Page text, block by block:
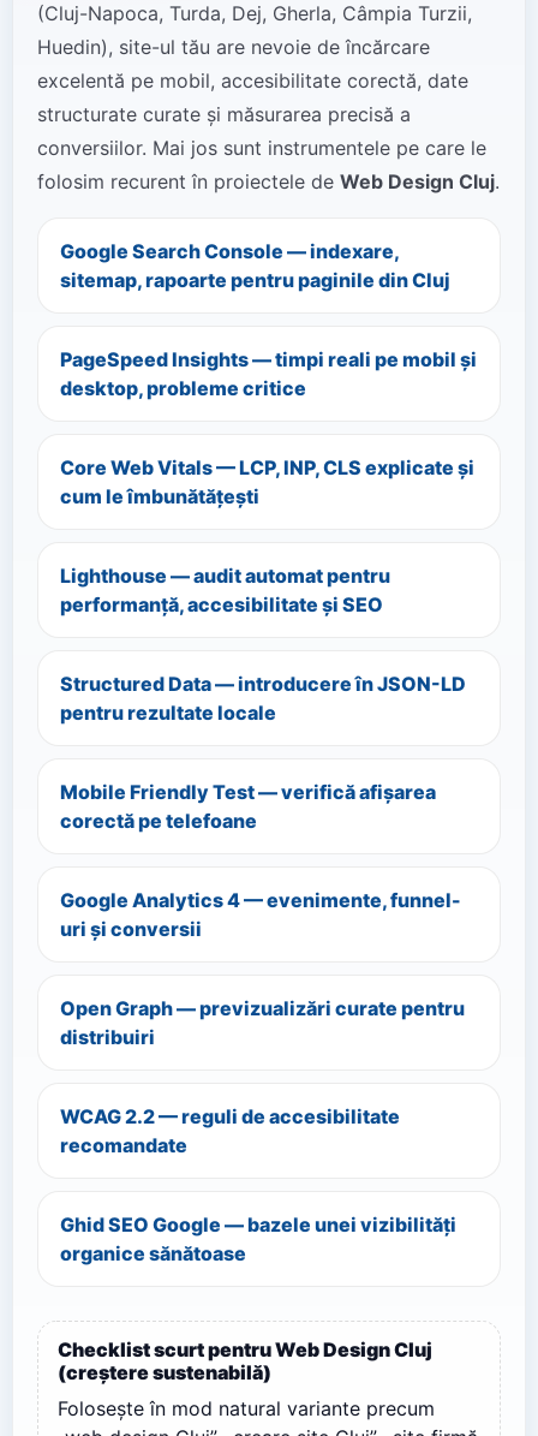
(Cluj-Napoca, Turda, Dej, Gherla, Câmpia Turzii,
Huedin), site-ul tău are nevoie de încărcare
excelentă pe mobil, accesibilitate corectă, date
structurate curate și măsurarea precisă a
conversiilor. Mai jos sunt instrumentele pe care le
folosim recurent în proiectele de Web Design Cluj.
Google Search Console — indexare,
sitemap, rapoarte pentru paginile din Cluj
PageSpeed Insights — timpi reali pe mobil și
desktop, probleme critice
Core Web Vitals — LCP, INP, CLS explicate și
cum le îmbunătățești
Lighthouse — audit automat pentru
performanță, accesibilitate și SEO
Structured Data — introducere în JSON-LD
pentru rezultate locale
Mobile Friendly Test — verifică afișarea
corectă pe telefoane
Google Analytics 4 — evenimente, funnel-
uri și conversii
Open Graph — previzualizări curate pentru
distribuiri
WCAG 2.2 — reguli de accesibilitate
recomandate
Ghid SEO Google — bazele unei vizibilități
organice sănătoase
Checklist scurt pentru Web Design Cluj
(creștere sustenabilă)
Folosește în mod natural variante precum